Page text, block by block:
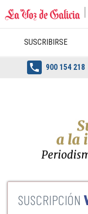
SUSCRIBIRSE
 900 154 218